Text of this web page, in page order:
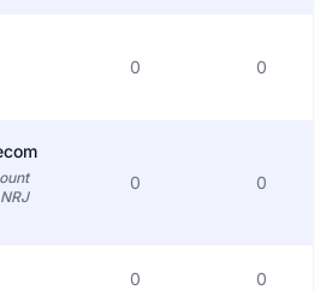
0 0
0 0
0 0